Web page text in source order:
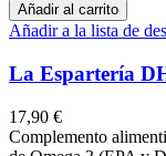
Añadir al carrito
Añadir a la lista de
La Espartería
17,90 €
Complemento